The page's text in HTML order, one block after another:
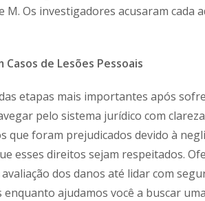
M. Os investigadores acusaram cada
de Lesões Pessoais
etapas mais importantes após
pelo sistema jurídico com
que foram prejudicados devido à
esses direitos sejam respeitados.
avaliação dos danos até lidar com
ajudamos você a buscar